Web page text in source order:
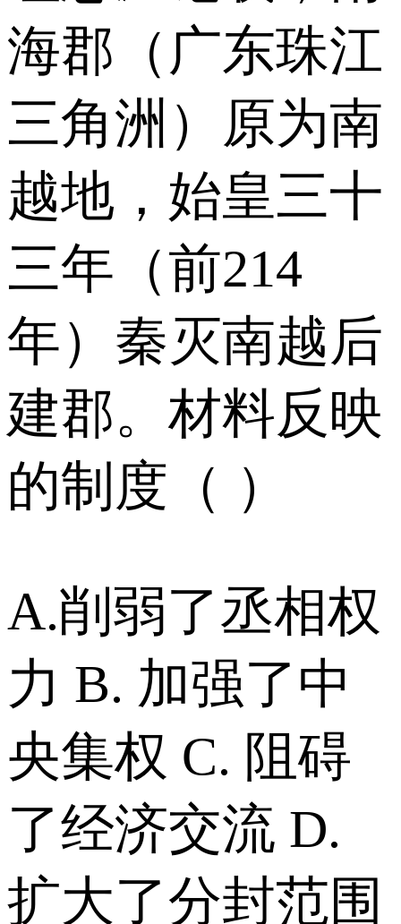
海郡（广东珠江
三角洲）原为南
越地，始皇三十
三年（前214
年）秦灭南越后
建郡。材料反映
的制度（ ）
A.削弱了丞相权
力 B. 加强了中
央集权 C. 阻碍
了经济交流 D.
扩大了分封范围